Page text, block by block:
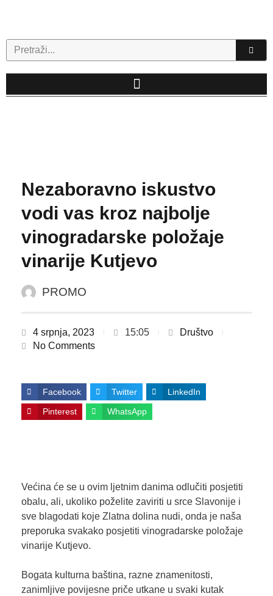
Search
Nezaboravno iskustvo
vodi vas kroz najbolje
vinogradarske položaje
vinarije Kutjevo
PROMO
4 srpnja, 2023 15:05
Društvo
No Comments
Facebook Twitter LinkedIn
Pinterest WhatsApp
Većina će se u ovim ljetnim danima odlučiti posjetiti
obalu, ali, ukoliko poželite zaviriti u srce Slavonije i
sve blagodati koje Zlatna dolina nudi, onda je naša
preporuka svakako posjetiti vinogradarske položaje
vinarije Kutjevo.
Bogata kulturna baština, razne znamenitosti,
zanimljive povijesne priče utkane u svaki kutak